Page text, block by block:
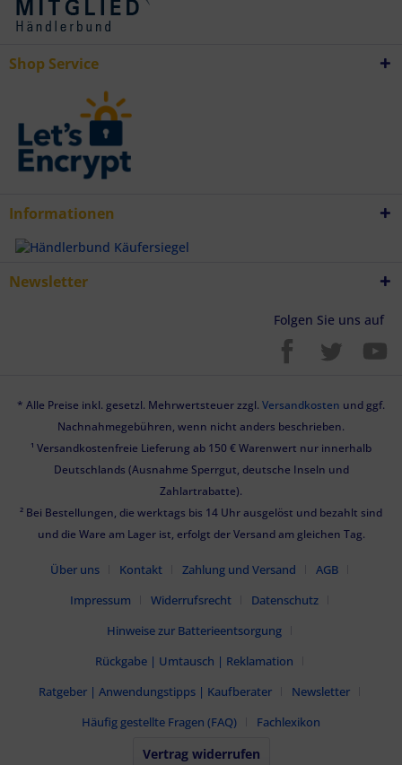
Shop Service
Informationen
Newsletter
Folgen Sie uns auf
* Alle Preise inkl. gesetzl. Mehrwertsteuer zzgl. Versandkosten und ggf.
Nachnahmegebühren, wenn nicht anders beschrieben.
¹ Versandkostenfreie Lieferung ab 150 € Warenwert nur innerhalb
Deutschlands (Ausnahme Sperrgut, deutsche Inseln und
Zahlartrabatte).
² Bei Bestellungen, die werktags bis 14 Uhr ausgelöst und bezahlt sind
und die Ware am Lager ist, erfolgt der Versand am gleichen Tag.
Über uns Kontakt Zahlung und Versand
AGB
Impressum
Widerrufsrecht
Datenschutz
Hinweise zur Batterieentsorgung
Rückgabe | Umtausch | Reklamation
Ratgeber | Anwendungstipps | Kaufberater
Newsletter
Häufig gestellte Fragen (FAQ)
Fachlexikon
Vertrag widerrufen
Endgeräteeigenschaften zur Identifikation aktiv abfragen